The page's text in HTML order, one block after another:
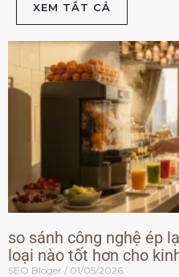
XEM TẮT CẢ
so sánh công nghệ ép
loại nào tốt hơn cho
SEO Bloger 01/05/2026